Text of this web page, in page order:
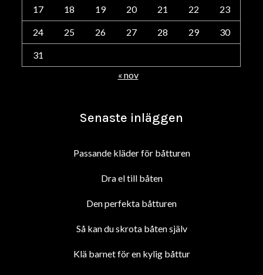
17 18 19 20 21 22 23
24 25 26 27 28 29 30
31
« nov
Senaste inläggen
Passande kläder för båtturen
Dra el till båten
Den perfekta båtturen
Så kan du skrota båten själv
Klä barnet för en kylig båttur